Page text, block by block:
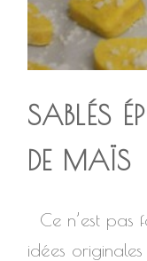
SABLÉS
DE MAÏS
Ce n’est pas
idées